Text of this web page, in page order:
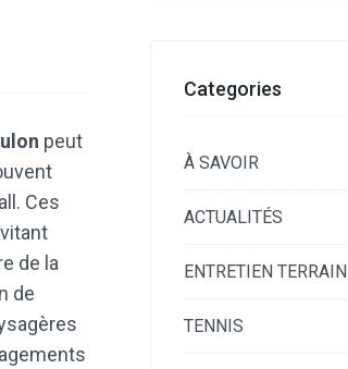
peut
Ces
de la
de
Categories
À SAVOIR
ACTUALITÉS
ENTRETIEN TERRAIN
TENNIS